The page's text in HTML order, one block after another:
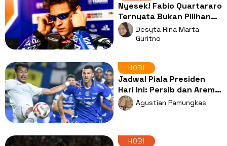
Nyesek! Fabio Quartararo
Ternyata Bukan Pilihan
Utama Honda untuk
Direkrut
Desyta Rina Marta
Guritno
HOBI
Jadwal Piala Presiden
Hari Ini: Persib dan Arema
Jalani Laga Penentu
Agustian Pamungkas
HOBI